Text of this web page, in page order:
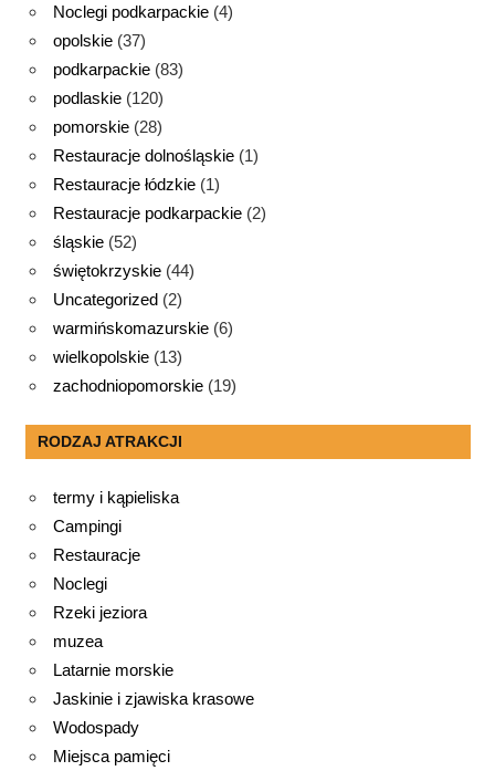
Noclegi podkarpackie (4)
opolskie (37)
podkarpackie (83)
podlaskie (120)
pomorskie (28)
Restauracje dolnośląskie (1)
Restauracje łódzkie (1)
Restauracje podkarpackie (2)
śląskie (52)
świętokrzyskie (44)
Uncategorized (2)
warmińskomazurskie (6)
wielkopolskie (13)
zachodniopomorskie (19)
RODZAJ ATRAKCJI
termy i kąpieliska
Campingi
Restauracje
Noclegi
Rzeki jeziora
muzea
Latarnie morskie
Jaskinie i zjawiska krasowe
Wodospady
Miejsca pamięci